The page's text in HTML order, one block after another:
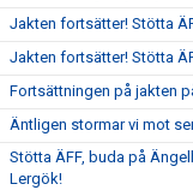
Jakten fortsätter! Stötta
Jakten fortsätter! Stötta
Fortsättningen på jakten
Äntligen stormar vi mot
Stötta ÄFF, buda på
Lergök!